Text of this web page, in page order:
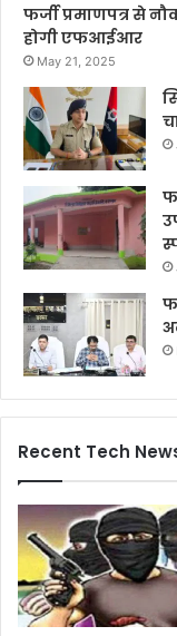
फर्जी प्रमाणपत्र से
होगी एफआईआर
May 21, 2025
Recent Tech